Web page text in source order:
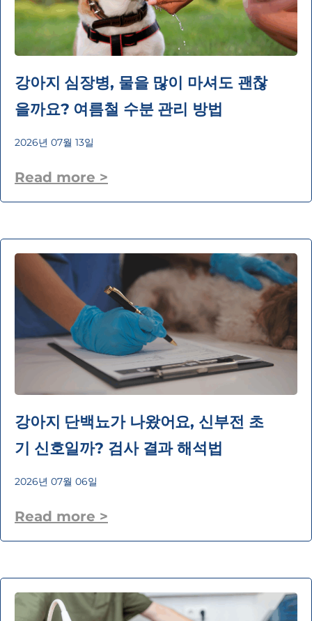
강아지 심장병, 물을 많이 마셔도 괜찮
을까요? 여름철 수분 관리 방법
2026년 07월 13일
Read more >
강아지 단백뇨가 나왔어요, 신부전 초
기 신호일까? 검사 결과 해석법
2026년 07월 06일
Read more >